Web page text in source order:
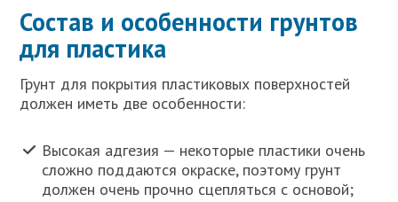
Состав и особенности грунтов
для пластика
Грунт для покрытия пластиковых поверхностей
должен иметь две особенности:
Высокая адгезия — некоторые пластики очень
сложно поддаются окраске, поэтому грунт
должен очень прочно сцепляться с основой;